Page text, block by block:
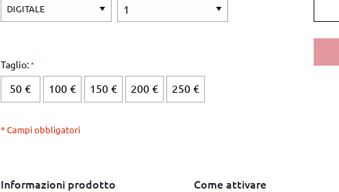
Taglio:
50 € 100 € 150 € 200 € 250 €
* Campi obbligatori
Informazioni prodotto Come attivare